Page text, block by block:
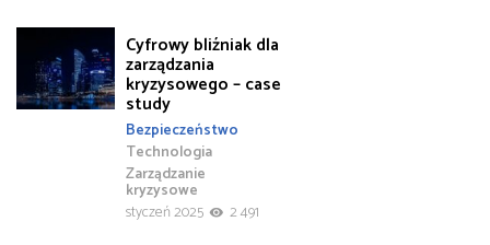
Cyfrowy bliźniak dla
zarządzania
kryzysowego – case
study
Bezpieczeństwo
Technologia
Zarządzanie
kryzysowe
styczeń 2025
2 491